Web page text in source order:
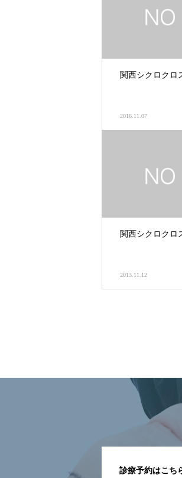
関西シクロクロ
2016.11.07
関西シクロク
2013.11.12
診療予約はこち